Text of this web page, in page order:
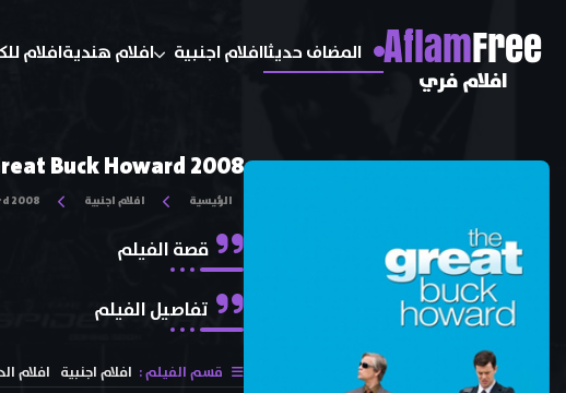
AflamFree
افلام فري
المضاف حديثاافلام اجنبية افلام هنديةافلام
Buck Howard 2008
الرئيسية افلام اجنبية 2008
قصة الفيلم
تفاصيل الفيلم
قسم الفيلم : افلام اجنبية افلام